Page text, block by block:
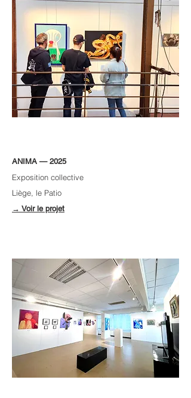
ANIMA — 2025
Exposition collective
Liège, le Patio
→ Voir le projet